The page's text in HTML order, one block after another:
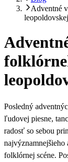
Adventné
Posledný
ľudovej piesne,
radosť so sebou
najvýznamnejšieho
folklórnej scéne.